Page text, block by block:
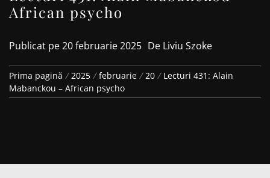
African psycho
Publicat pe20 februarie 2025 De Liviu Szoke
Prima pagină 2025 februarie 20
Lecturi 431: Alain
Mabanckou – African psycho